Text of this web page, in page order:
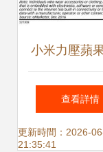
小米力壓蘋
穿戴設備市
生變 馬太效
查看詳情
更新時間：2026-
21:35:41